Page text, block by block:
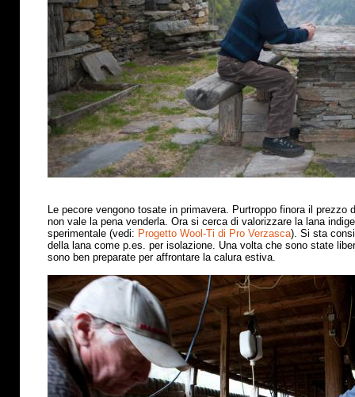
Le pecore vengono tosate in primavera. Purtroppo finora il prezzo
non vale la pena venderla. Ora si cerca di valorizzare la lana
sperimentale (vedi: Progetto Wool-Ti di Pro Verzasca). Si sta
della lana come p.es. per isolazione. Una volta che sono state
sono ben preparate per affrontare la calura estiva.